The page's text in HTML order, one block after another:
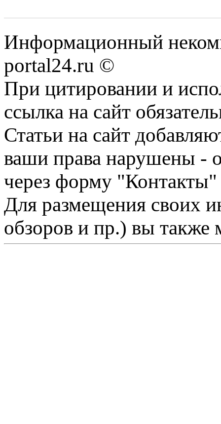
Информационный
portal24.ru ©
При цитировании и
ссылка на сайт
Статьи на сайт
ваши права нарушены -
через форму "Контакты"
Для размещения своих
обзоров и пр.) вы также